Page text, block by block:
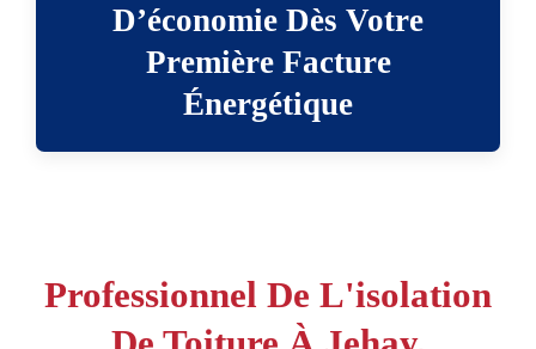
D’économie Dès Votre
Première Facture
Énergétique
Professionnel De L'isolation